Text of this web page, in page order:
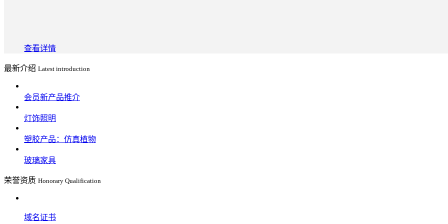
查看详情
最新介绍 Latest introduction
会员新产品推介
灯饰照明
塑胶产品：仿真植物
玻璃家具
荣誉资质 Honorary Qualification
域名证书